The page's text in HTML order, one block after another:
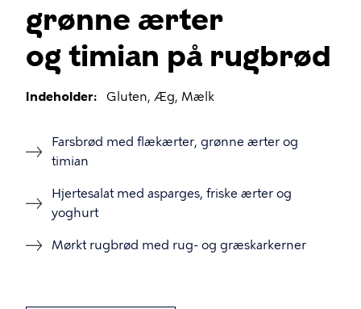
grønne ærter
og timian på rugbrød
Indeholder Gluten, Æg, Mælk
Farsbrød med flækærter, grønne ærter og
timian
Hjertesalat med asparges, friske ærter og
yoghurt
Mørkt rugbrød med rug- og græskarkerner